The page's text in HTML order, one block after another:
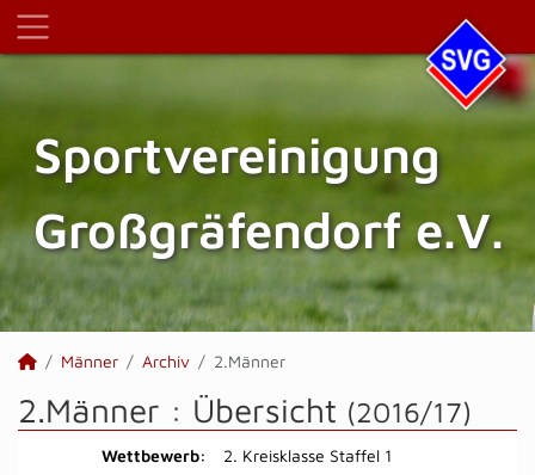
Sportvereinigung
Großgräfendorf e.V.
Männer Archiv 2.Männer
2.Männer : Übersicht (2016/17)
Wettbewerb:
2. Kreisklasse Staffel 1